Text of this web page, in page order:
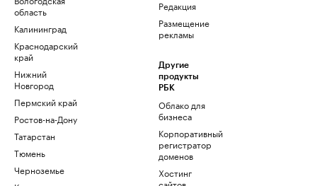
область
Калининград
Краснодарский
край
Нижний
Новгород
Пермский край
Ростов-на-Дону
Татарстан
Тюмень
Черноземье
Редакция
Размещение
рекламы
Другие
продукты
РБК
Облако для
бизнеса
Корпоративный
регистратор
доменов
Хостинг